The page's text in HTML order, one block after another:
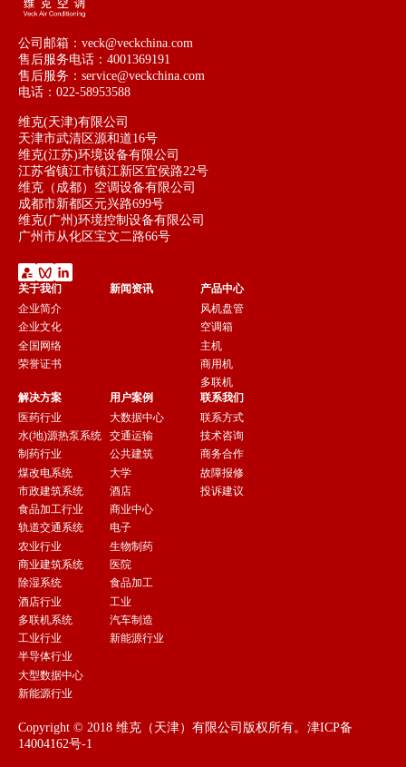
公司邮箱：veck@veckchina.com
售后服务电话：4001369191
售后服务：service@veckchina.com
电话：022-58953588
维克(天津)有限公司
天津市武清区源和道16号
维克(江苏)环境设备有限公司
江苏省镇江市镇江新区宜侯路22号
维克（成都）空调设备有限公司
成都市新都区元兴路699号
维克(广州)环境控制设备有限公司
广州市从化区宝文二路66号
关于我们
企业简介
企业文化
全国网络
荣誉证书
新闻资讯
产品中心
风机盘管
空调箱
主机
商用机
多联机
解决方案
医药行业
水(地)源热泵系统
制药行业
煤改电系统
市政建筑系统
食品加工行业
轨道交通系统
农业行业
商业建筑系统
除湿系统
酒店行业
多联机系统
工业行业
半导体行业
大型数据中心
新能源行业
用户案例
大数据中心
交通运输
公共建筑
大学
酒店
商业中心
电子
生物制药
医院
食品加工
工业
汽车制造
新能源行业
联系我们
联系方式
技术咨询
商务合作
故障报修
投诉建议
Copyright © 2018 维克（天津）有限公司版权所有。 津ICP备
14004162号-1